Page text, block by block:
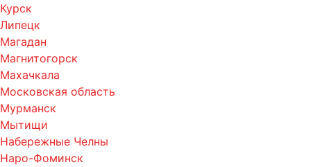
Курск
Липецк
Магадан
Магнитогорск
Махачкала
Московская область
Мурманск
Мытищи
Набережные Челны
Наро-Фоминск